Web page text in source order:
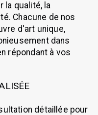
la qualité, la
Chacune de nos
d'art unique,
dans
répondant à vos
détaillée pour